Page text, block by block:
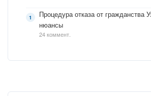
Процедура отказа от гражданства
нюансы
24 коммент.